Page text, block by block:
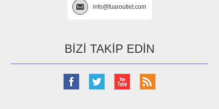
info@fuaroutlet.com
BIZI TAKIP EDIN